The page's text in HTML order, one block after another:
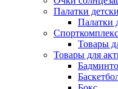
Палатки
Палатки
Товары
Товары для